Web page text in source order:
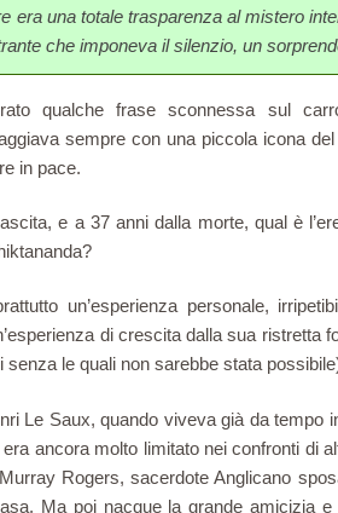
era una totale trasparenza al mistero
che imponeva il silenzio, un
qualche frase sconnessa sul
sempre con una piccola icona
in pace.
e a 37 anni dalla morte, qual è
un’esperienza personale,
di crescita dalla sua ristretta
senza le quali non sarebbe stata
Le Saux, quando viveva già da tempo
ancora molto limitato nei confronti di
Rogers, sacerdote Anglicano
Ma poi nacque la grande amicizia